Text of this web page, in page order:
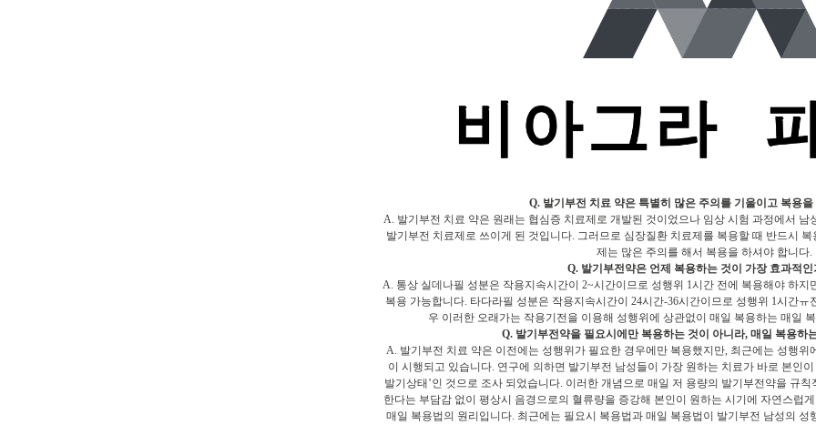
Q. 발기부전 치료 약은 특별히 많은 주의를 기울이고 복용
A. 발기부전 치료 약은 원래는 협심증 치료제로 개발된 것이었으나 임상 시험 과정에서 남
발기부전 치료제로 쓰이게 된 것입니다. 그러므로 심장질환 치료제를 복용할 때 반드시
제는 많은 주의를 해서 복용을 하셔야 합니다.
Q. 발기부전약은 언제 복용하는 것이 가장 효과적인
A. 통상 실데나필 성분은 작용지속시간이 2~시간이므로 성행위 1시간 전에 복용해야 하지
복용 가능합니다. 타다라필 성분은 작용지속시간이 24시간-36시간이므로 성행위 1시간
우 이러한 오래가는 작용기전을 이용해 성행위에 상관없이 매일 복용하는 매일
Q. 발기부전약을 필요시에만 복용하는 것이 아니라, 매일 복용하
A. 발기부전 치료 약은 이전에는 성행위가 필요한 경우에만 복용했지만, 최근에는 성행위
이 시행되고 있습니다. 연구에 의하면 발기부전 남성들이 가장 원하는 치료가 바로 본인
발기상태’인 것으로 조사 되었습니다. 이러한 개념으로 매일 저 용량의 발기부전약을 규
한다는 부담감 없이 평상시 음경으로의 혈류량을 증강해 본인이 원하는 시기에 자연스럽
매일 복용법의 원리입니다. 최근에는 필요시 복용법과 매일 복용법이 발기부전 남성의 성